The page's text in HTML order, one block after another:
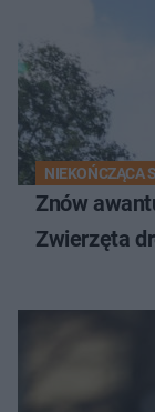
NIEKOŃCZĄCA
Znów
Zwierzęta